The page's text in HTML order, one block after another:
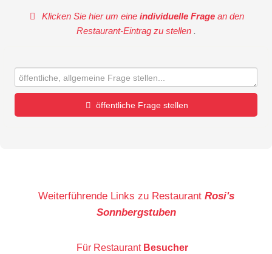
Klicken Sie hier um eineindividuelle Frage an den
Restaurant-Eintrag zu stellen .
öffentliche Frage stellen
Weiterführende Links zu Restaurant Rosi's
Sonnbergstuben
Für Restaurant Besucher